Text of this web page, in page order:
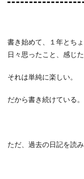
書き始めて、１年とちょ
日々思ったこと、感じ
それは単純に楽しい。
だから書き続けている。
ただ、過去の日記を読